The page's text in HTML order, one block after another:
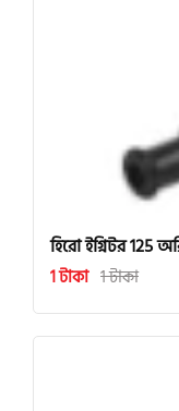
হিরো ইগ্নিটর 125
1 টাকা 1 টাকা